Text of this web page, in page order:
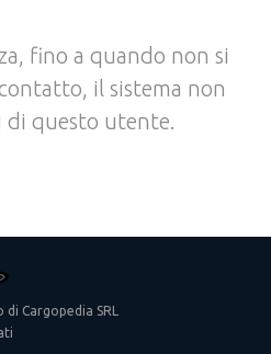
fino a quando non si
il sistema non
questo utente.
Cargopedia SRL